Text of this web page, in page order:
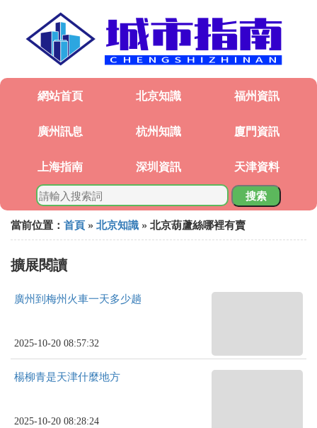
網站首頁 北京知識 福州資訊
廣州訊息 杭州知識 廈門資訊
上海指南 深圳資訊 天津資料
搜索
當前位置： 首頁 » 北京知識 » 北京葫蘆絲哪裡有賣
擴展閱讀
廣州到梅州火車一天多少趟
2025-10-20 08:57:32
楊柳青是天津什麼地方
2025-10-20 08:28:24